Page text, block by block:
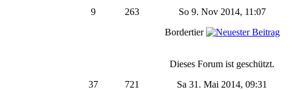
9 263
So 9. Nov 2014, 11:07
Bordertier
37 721
Dieses Forum ist geschützt.
Sa 31. Mai 2014, 09:31